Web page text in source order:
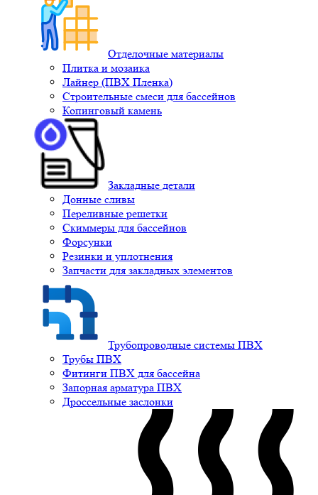
Отделочные материалы
Плитка и мозаика
Лайнер (ПВХ Пленка)
Строительные смеси для бассейнов
Копинговый камень
Закладные детали
Донные сливы
Переливные решетки
Скиммеры для бассейнов
Форсунки
Резинки и уплотнения
Запчасти для закладных элементов
Трубопроводные системы ПВХ
Трубы ПВХ
Фитинги ПВХ для бассейна
Запорная арматура ПВХ
Дроссельные заслонки